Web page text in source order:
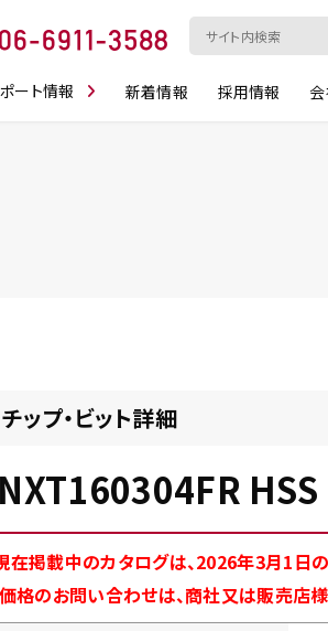
ート情報
新着情報 採用情報
チップ・ビット詳細
HSS
掲載中のカタログは、2026年3月1日
価格のお問い合わせは、商社又は販売店